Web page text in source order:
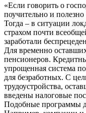
«Если говорить о
поучительно и
Тогда – в ситуации
страхом почти
заработали
Для временно
пенсионеров.
упрощенная система
для безработных. С
трудоустройства,
введены налоговые
Подобные программы